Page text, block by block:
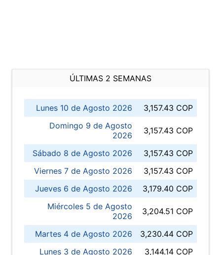
ÚLTIMAS 2 SEMANAS
Lunes 10 de Agosto 2026
3,157.43 COP
Domingo 9 de Agosto
2026
3,157.43 COP
Sábado 8 de Agosto 2026
3,157.43 COP
Viernes 7 de Agosto 2026
3,157.43 COP
Jueves 6 de Agosto 2026
3,179.40 COP
Miércoles 5 de Agosto
2026
3,204.51 COP
Martes 4 de Agosto 2026
3,230.44 COP
Lunes 3 de Agosto 2026
3,144.14 COP